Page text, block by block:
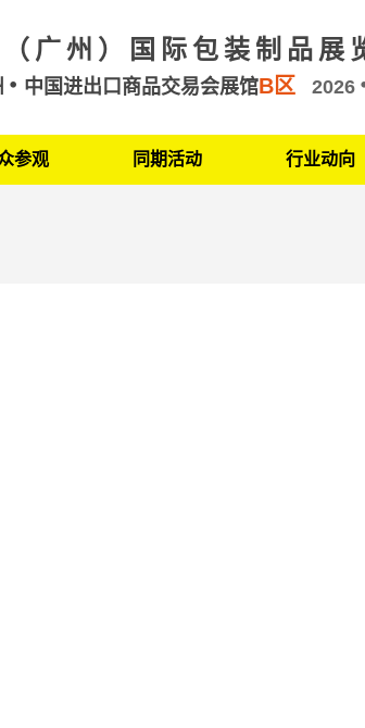
广州）国际包装制品展
中国进出口商品交易会展馆B区 2026
参观 同期活动 行业动向